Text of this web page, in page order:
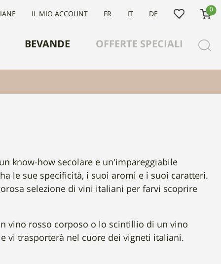
BEVANDE OFFERTE SPECIALI
IL MIO ACCOUNT FR DE
0
know-how secolare e un'impareggiabile
le sue specificità, i suoi aromi e i suoi caratteri.
selezione di vini italiani per farvi scoprire
vino rosso corposo o lo scintillio di un vino
vi trasporterà nel cuore dei vigneti italiani.